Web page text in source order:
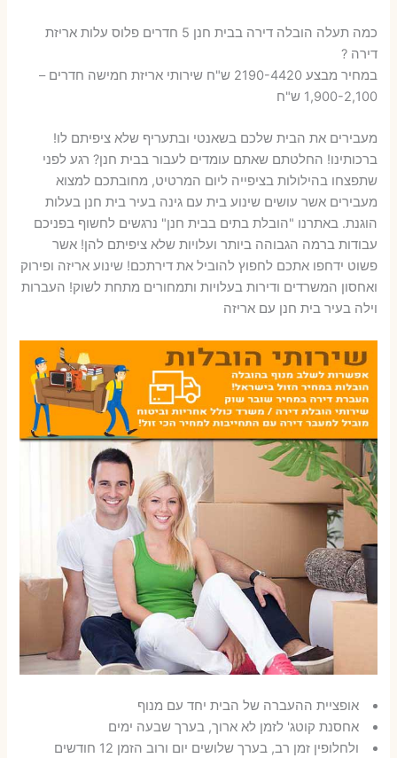
כמה תעלה הובלה דירה בבית חנן 5 חדרים פלוס עלות אריזת
דירה ?
במחיר מבצע 2190-4420 ש"ח שירותי אריזת חמישה חדרים –
1,900-2,100 ש"ח
מעבירים את הבית שלכם בשאנטי ובתעריף שלא ציפיתם לו!
ברכותינו! החלטתם שאתם עומדים לעבור בבית חנן? רגע לפני
שתפצחו בהילולות בציפייה ליום המרטיט, מחובתכם למצוא
מעבירים אשר עושים שינוע בית עם גינה בעיר בית חנן בעלות
הוגנת. באתרנו "הובלת בתים בבית חנן" נרגשים לחשוף בפניכם
עבודות ברמה הגבוהה ביותר ועלויות שלא ציפיתם להן! אשר
פשוט ידחפו אתכם לחפוץ להוביל את דירתכם! שינוע אריזה ופירוק
ואחסון המשרדים ודירות בעלויות ותמחורים מתחת לשוק! העברות
וילה בעיר בית חנן עם אריזה
אופציית ההעברה של הבית יחד עם מנוף
אחסנת קוטג' לזמן לא ארוך, בערך שבעה ימים
ולחלופין זמן רב, בערך שלושים יום ורוב הזמן 12 חודשים